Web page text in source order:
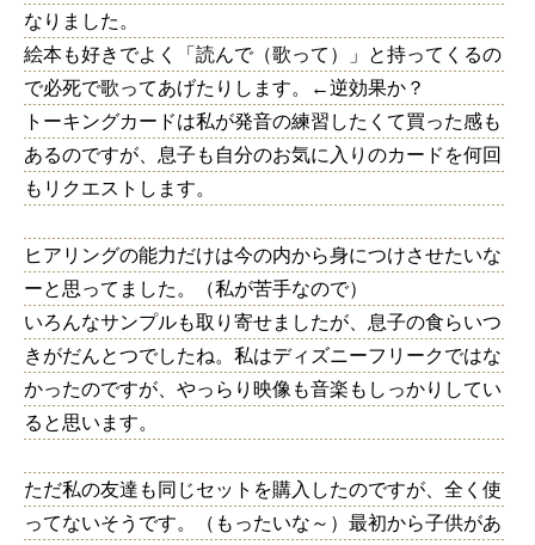
なりました。
絵本も好きでよく「読んで（歌って）」と持ってくるの
で必死で歌ってあげたりします。←逆効果か？
トーキングカードは私が発音の練習したくて買った感も
あるのですが、息子も自分のお気に入りのカードを何回
もリクエストします。
ヒアリングの能力だけは今の内から身につけさせたいな
ーと思ってました。（私が苦手なので）
いろんなサンプルも取り寄せましたが、息子の食らいつ
きがだんとつでしたね。私はディズニーフリークではな
かったのですが、やっらり映像も音楽もしっかりしてい
ると思います。
ただ私の友達も同じセットを購入したのですが、全く使
ってないそうです。（もったいな～）最初から子供があ